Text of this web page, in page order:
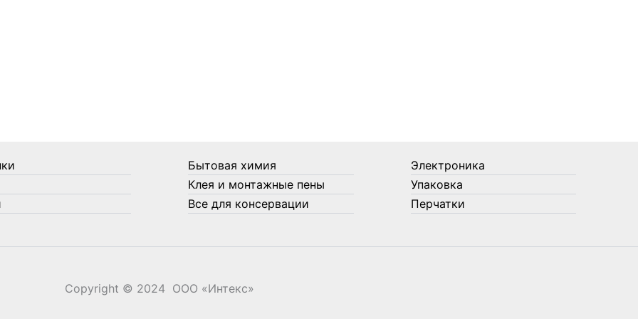
Бытовая химия
Клея и монтажные пены
Все для консервации
Электроника
Упаковка
Перчатки
Copyright © 2024 ООО «‎Интекс»‎